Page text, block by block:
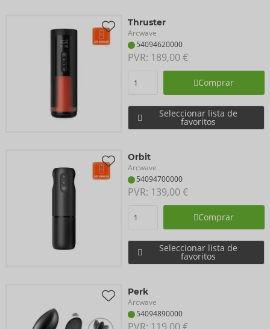
Thruster
Arcwave
54094620000
PVR: 189,00 €
Comprar
Seleccionar lista de
favoritos
Orbit
Arcwave
54094700000
PVR: 139,00 €
Comprar
Seleccionar lista de
favoritos
Perk
Arcwave
54094890000